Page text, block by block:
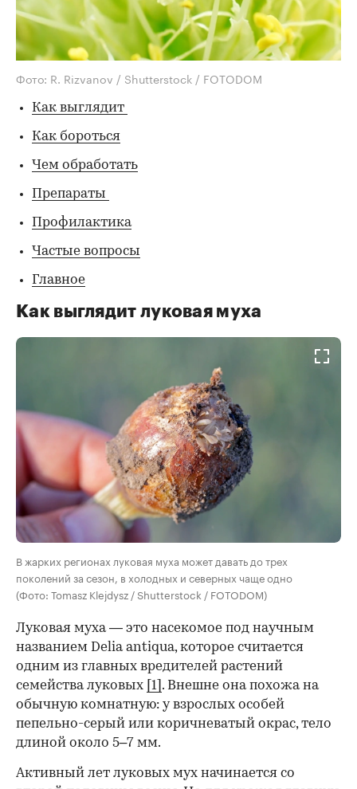
Фото: R. Rizvanov / Shutterstock / FOTODOM
Как выглядит
Как бороться
Чем обработать
Препараты
Профилактика
Частые вопросы
Главное
Как выглядит луковая муха
В жарких регионах луковая муха может давать до трех
поколений за сезон, в холодных и северных чаще одно
(Фото: Tomasz Klejdysz / Shutterstock / FOTODOM)
00:00
Луковая муха — это насекомое под научным
названием Delia antiqua, которое считается
одним из главных вредителей растений
семейства луковых [1] . Внешне она похожа на
обычную комнатную: у взрослых особей
пепельно-серый или коричневатый окрас, тело
длиной около 5–7 мм.
Активный лет луковых мух начинается со